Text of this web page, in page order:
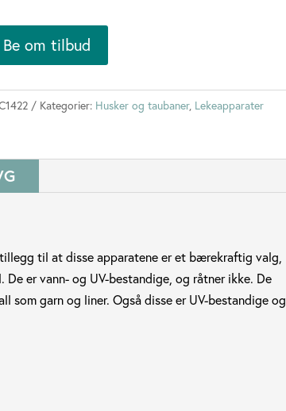
Be om tilbud
Kategorier: Husker og taubaner, Lekeapparater
til at disse apparatene er et bærekraftig valg,
er vann- og UV-bestandige, og råtner ikke. De
som garn og liner. Også disse er UV-bestandige og